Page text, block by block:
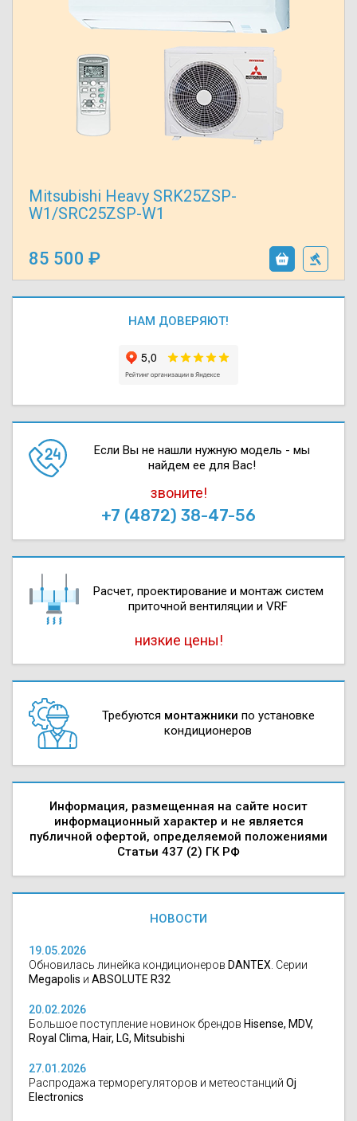
Mitsubishi Heavy SRK25ZSP-
W1/SRC25ZSP-W1
85 500
НАМ ДОВЕРЯЮТ!
Если Вы не нашли нужную модель - мы
найдем ее для Вас!
звоните!
+7 (4872) 38-47-56
Расчет, проектирова­ние и монтаж систем
приточной вентиляции и VRF
низкие цены!
Требуются монтажники по установке
кондиционеров
Информация, размещенная на сайте носит
информационный характер и не является
публичной офертой, определяемой положениями
Статьи 437 (2) ГК РФ
НОВОСТИ
19.05.2026
Обновилась линейка кондиционеров DANTEX . Серии
Megapolis и ABSOLUTE R32
20.02.2026
Большое поступление новинок брендов Hisense, MDV,
Royal Clima, Hair, LG, Mitsubishi
27.01.2026
Распродажа терморегуляторов и метеостанций Oj
Electronics